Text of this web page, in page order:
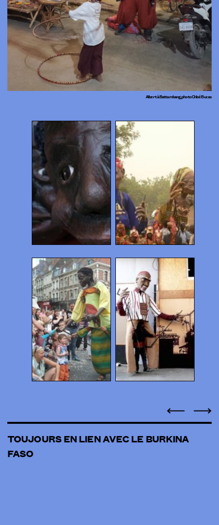
Albert à Battambang, photo Chloé Bucas
TOUJOURS EN LIEN AVEC LE BURKINA
FASO